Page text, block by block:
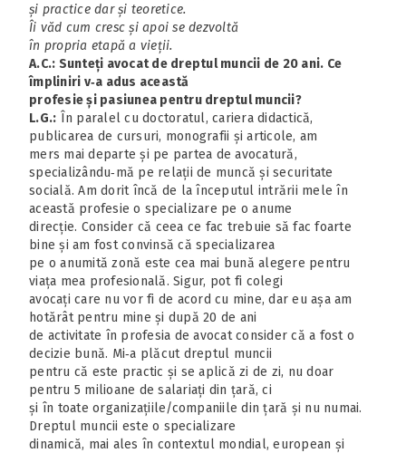
și practice dar și teoretice.
Îi văd cum cresc și apoi se dezvoltă
în propria etapă a vieții.
A.C.: Sunteți avocat de dreptul muncii de 20 ani. Ce
împliniri v‑a adus această
profesie și pasiunea pentru dreptul muncii?
L.G.: În paralel cu doctoratul, cariera didactică,
publicarea de cursuri, monografii și articole, am
mers mai departe și pe partea de avocatură,
specializându‑mă pe relații de muncă și securitate
socială. Am dorit încă de la începutul intrării mele în
această profesie o specializare pe o anume
direcție. Consider că ceea ce fac trebuie să fac foarte
bine și am fost convinsă că specializarea
pe o anumită zonă este cea mai bună alegere pentru
viața mea profesională. Sigur, pot fi colegi
avocați care nu vor fi de acord cu mine, dar eu așa am
hotărât pentru mine și după 20 de ani
de activitate în profesia de avocat consider că a fost o
decizie bună. Mi‑a plăcut dreptul muncii
pentru că este practic și se aplică zi de zi, nu doar
pentru 5 milioane de salariați din țară, ci
și în toate organizațiile/companiile din țară și nu numai.
Dreptul muncii este o specializare
dinamică, mai ales în contextul mondial, european și